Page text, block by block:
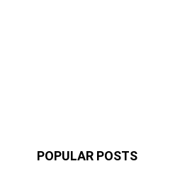
POPULAR POSTS